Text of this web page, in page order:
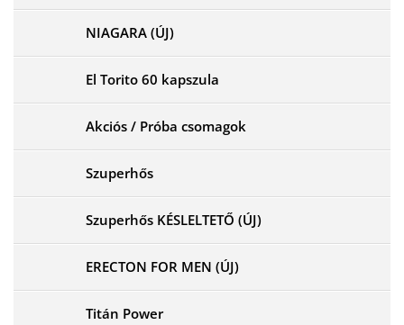
NIAGARA (ÚJ)
El Torito 60 kapszula
Akciós / Próba csomagok
Szuperhős
Szuperhős KÉSLELTETŐ (ÚJ)
ERECTON FOR MEN (ÚJ)
Titán Power